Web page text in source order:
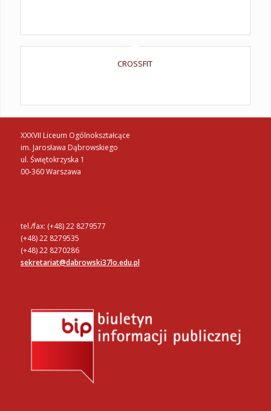
CROSSFIT
XXXVII Liceum Ogólnokształcące
im. Jarosława Dąbrowskiego
ul. Świętokrzyska 1
00-360 Warszawa
tel./fax: (+48) 22 8279577
(+48) 22 8279535
(+48) 22 8270286
sekretariat@dabrowski37lo.edu.pl